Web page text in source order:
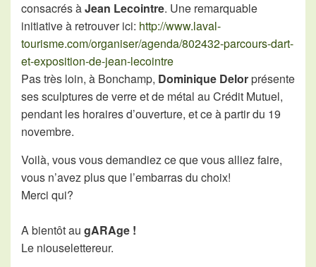
consacrés àJean Lecointre. Une remarquable
initiative à retrouver ici: http://www.laval-
tourisme.com/organiser/agenda/802432-parcours-dart-
et-exposition-de-jean-lecointre
Pas très loin, à Bonchamp, Dominique Delorprésente
ses sculptures de verre et de métal au Crédit Mutuel,
pendant les horaires d’ouverture, et ce à partir du 19
novembre.
Voilà, vous vous demandiez ce que vous alliez faire,
vous n’avez plus que l’embarras du choix!
Merci qui?
A bientôt au gARAge !
Le niouselettereur.